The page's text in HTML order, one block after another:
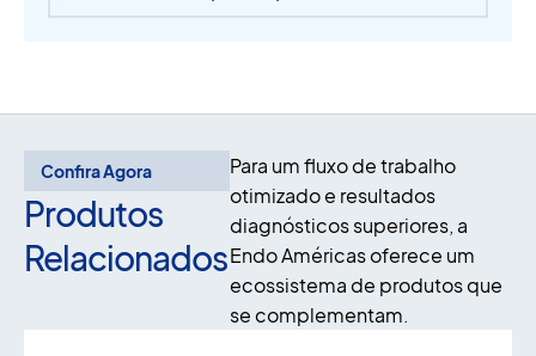
Confira Agora
Produtos
Relacionados
Para um fluxo de trabalho
otimizado e resultados
diagnósticos superiores, a
Endo Américas oferece um
ecossistema de produtos que
se complementam.